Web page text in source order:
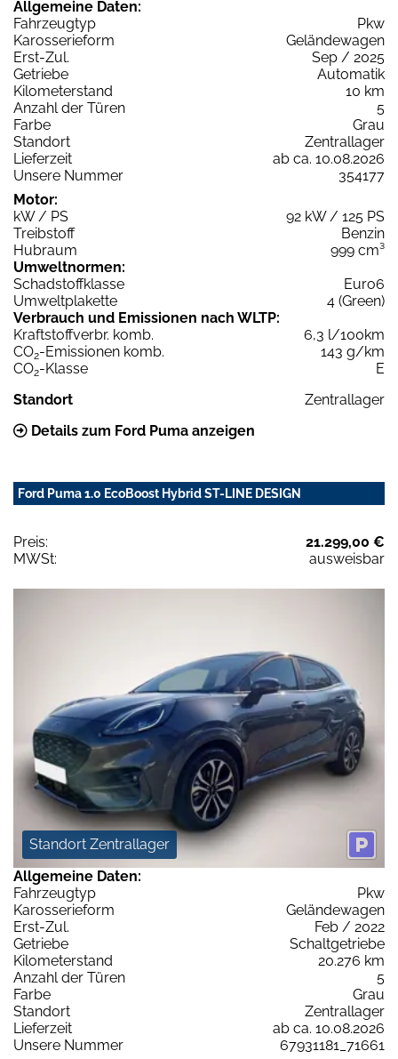
Allgemeine Daten:
Fahrzeugtyp
Pkw
Karosserieform
Geländewagen
Erst-Zul.
Sep / 2025
Getriebe
Automatik
Kilometerstand
10 km
Anzahl der Türen
5
Farbe
Grau
Standort
Zentrallager
Lieferzeit
ab ca. 10.08.2026
Unsere Nummer
354177
Motor:
kW / PS
92 kW / 125 PS
Treibstoff
Benzin
Hubraum
999 cm³
Umweltnormen:
Schadstoffklasse
Euro6
Umweltplakette
4 (Green)
Verbrauch und Emissionen nach WLTP:
Kraftstoffverbr. komb.
6,3 l/100km
CO2-Emissionen komb.
143 g/km
CO2-Klasse
E
Standort
Zentrallager
Details zum Ford Puma anzeigen
Ford Puma 1.0 EcoBoost Hybrid ST-LINE DESIGN
Preis:
21.299,00 €
MWSt:
ausweisbar
Standort Zentrallager
Allgemeine Daten:
Fahrzeugtyp
Pkw
Karosserieform
Geländewagen
Erst-Zul.
Feb / 2022
Getriebe
Schaltgetriebe
Kilometerstand
20.276 km
Anzahl der Türen
5
Farbe
Grau
Standort
Zentrallager
Lieferzeit
ab ca. 10.08.2026
Unsere Nummer
67931181_71661